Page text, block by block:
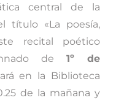
central de la
título «La poesía,
recital poético
de1º de
en la Biblioteca
de la mañana y